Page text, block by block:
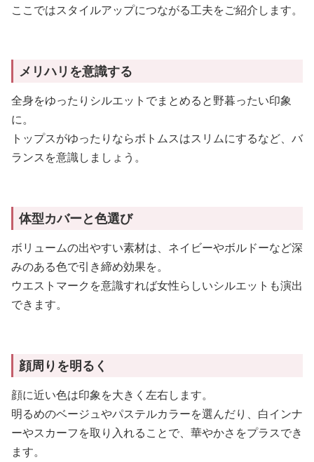
ここではスタイルアップにつながる工夫をご紹介します。
メリハリを意識する
全身をゆったりシルエットでまとめると野暮ったい印象
に。
トップスがゆったりならボトムスはスリムにするなど、バ
ランスを意識しましょう。
体型カバーと色選び
ボリュームの出やすい素材は、ネイビーやボルドーなど深
みのある色で引き締め効果を。
ウエストマークを意識すれば女性らしいシルエットも演出
できます。
顔周りを明るく
顔に近い色は印象を大きく左右します。
明るめのベージュやパステルカラーを選んだり、白インナ
ーやスカーフを取り入れることで、華やかさをプラスでき
ます。